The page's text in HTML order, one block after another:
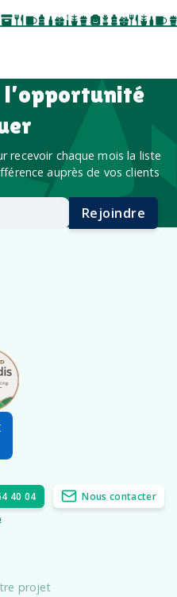
salon professionnel
l’opportunité
recevoir chaque mois la liste
auprès de vos clients
Rejoindre
40 04
Nous contacter
projet